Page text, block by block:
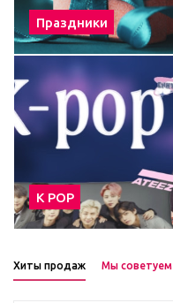
Праздники
К POP
Хиты продаж Мы советуем